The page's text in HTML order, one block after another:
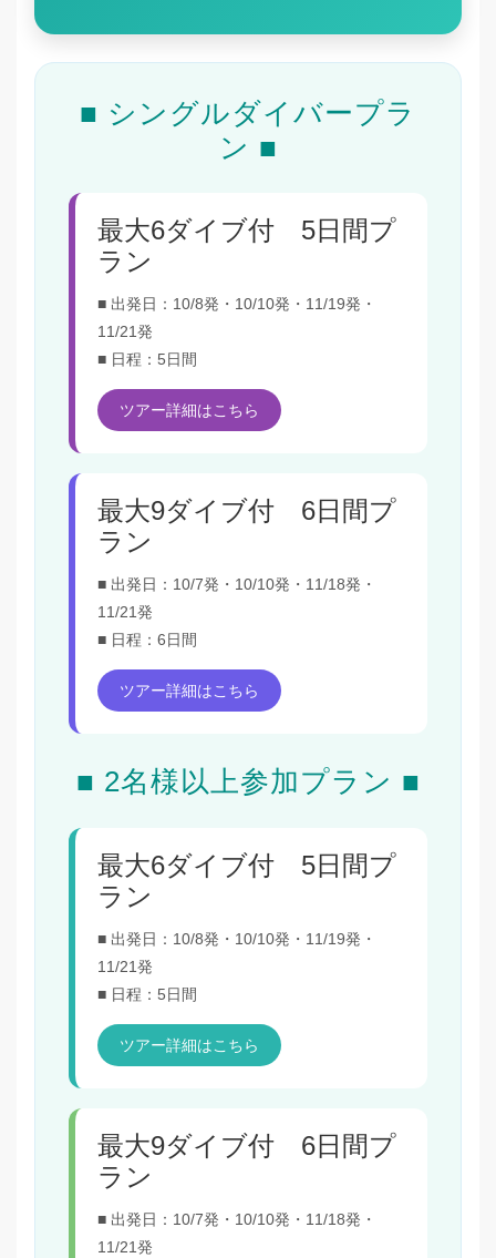
■ シングルダイバープラ
ン ■
最大6ダイブ付 5日間プ
ラン
■ 出発日：10/8発・10/10発・11/19発・
11/21発
■ 日程：5日間
ツアー詳細はこちら
最大9ダイブ付 6日間プ
ラン
■ 出発日：10/7発・10/10発・11/18発・
11/21発
■ 日程：6日間
ツアー詳細はこちら
■ 2名様以上参加プラン ■
最大6ダイブ付 5日間プ
ラン
■ 出発日：10/8発・10/10発・11/19発・
11/21発
■ 日程：5日間
ツアー詳細はこちら
最大9ダイブ付 6日間プ
ラン
■ 出発日：10/7発・10/10発・11/18発・
11/21発